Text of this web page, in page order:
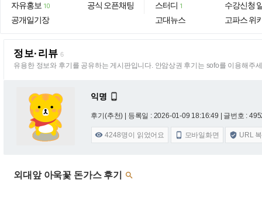
자유홍보 10
공개일기장
공식 오픈채팅
스터디 1
고대뉴스
수강신청
고파스 위
정보·리뷰 6
유용한 정보와 후기를 공유하는 게시판입니다. 안암상권 후기는 sofo를 이용해주
익명 
후기(추천) | 등록일 : 2026-01-09 18:16:49 | 글번호 :
 4248명이 읽었어요  모바일화면  URL
외대앞 아욱꽃 돈가스 후기 